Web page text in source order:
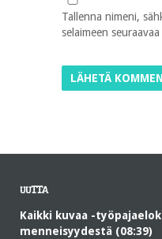
Tallenna nimeni,
selaimeen
UUTTA
Kaikki kuvaa -
menneisyydestä (08:39)